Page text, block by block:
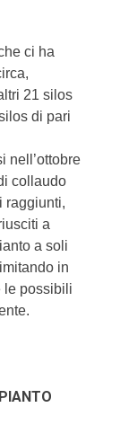
ci ha
21 silos
di pari
nell’ottobre
collaudo
raggiunti,
a
a soli
in
le possibili